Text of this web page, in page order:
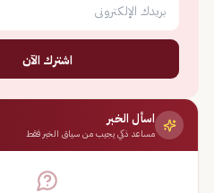
اشترك الآن
اسأل الخبر
مساعد ذكي يجيب من سياق الخبر فقط